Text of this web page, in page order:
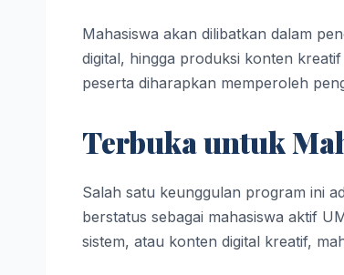
Mahasiswa akan dilibatkan dalam
digital, hingga produksi konten
peserta diharapkan memperoleh
Terbuka untuk
Salah satu keunggulan program ini
berstatus sebagai mahasiswa aktif
sistem, atau konten digital kreatif,